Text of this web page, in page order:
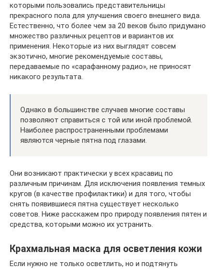
которыми пользовались представительницы
прекрасного пола для улучшения своего внешнего вида.
Естественно, что более чем за 20 веков было придумано
множество различных рецептов и вариантов их
применения. Некоторые из них выглядят совсем
экзотично, многие рекомендуемые составы,
передаваемые по «сарафанному радио», не приносят
никакого результата.
Однако в большинстве случаев многие составы
позволяют справиться с той или иной проблемой.
Наиболее распространенными проблемами
являются черные пятна под глазами.
Они возникают практически у всех красавиц по
различным причинам. Для исключения появления темных
кругов (в качестве профилактики) и для того, чтобы
снять появившиеся пятна существует несколько
советов. Ниже расскажем про природу появления пятен и
средства, которыми можно их устранить.
Крахмальная маска для осветления кожи
Если нужно не только осветлить, но и подтянуть